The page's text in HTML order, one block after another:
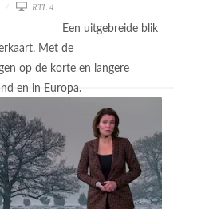
RTL 4
Een uitgebreide blik
Met de
op de korte en langere
en in Europa.